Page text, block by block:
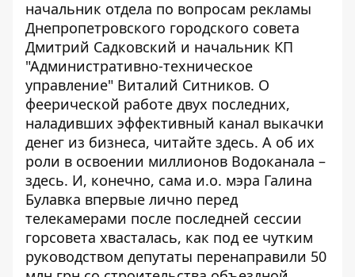
начальник отдела по вопросам рекламы
Днепропетровского городского совета
Дмитрий Садковский и начальник КП
"Административно-техническое
управление" Виталий Ситников. О
феерической работе двух последних,
наладивших эффективный канал выкачки
денег из бизнеса, читайте здесь. А об их
роли в освоении миллионов Водоканала –
здесь. И, конечно, сама и.о. мэра Галина
Булавка впервые лично перед
телекамерами после последней сессии
горсовета хвасталась, как под ее чутким
руководством депутаты перенаправили 50